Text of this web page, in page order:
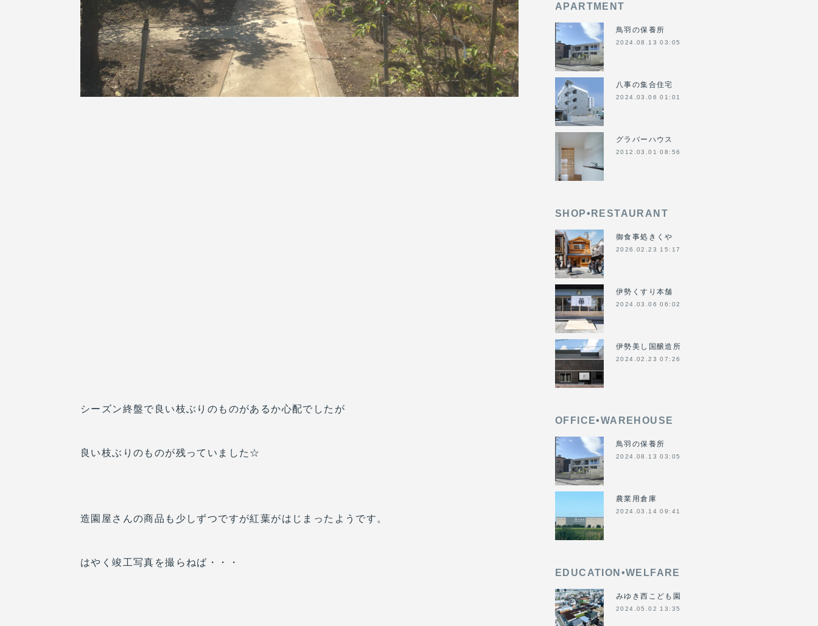
シーズン終盤で良い枝ぶりのものがあるか心配でしたが
良い枝ぶりのものが残っていました☆
造園屋さんの商品も少しずつですが紅葉がはじまったようです。
はやく竣工写真を撮らねば・・・
APARTMENT
鳥羽の保養所
2024.08.13 03:05
八事の集合住宅
2024.03.06 01:01
グラバーハウス
2012.03.01 08:56
SHOP•RESTAURANT
御食事処きくや
2026.02.23 15:17
伊勢くすり本舗
2024.03.06 06:02
伊勢美し国醸造所
2024.02.23 07:26
OFFICE•WAREHOUSE
鳥羽の保養所
2024.08.13 03:05
農業用倉庫
2024.03.14 09:41
EDUCATION•WELFARE
みゆき西こども園
2024.05.02 13:35